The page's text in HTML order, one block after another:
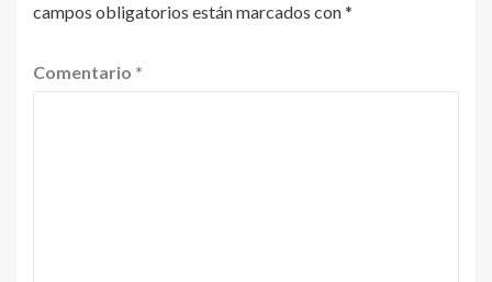
campos obligatorios están marcados con*
Comentario *